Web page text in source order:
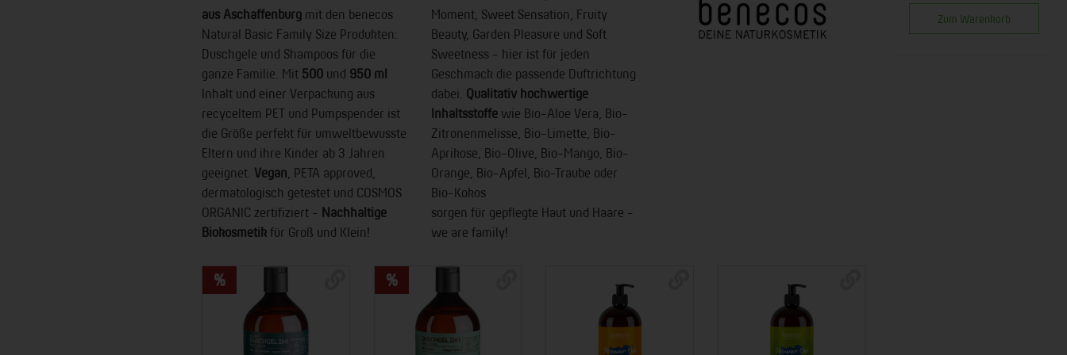
aus Aschaffenburg mit den benecos
Natural Basic Family Size Produkten:
Duschgele und Shampoos für die
ganze Familie. Mit 500 und 950 ml
Inhalt und einer Verpackung aus
recyceltem PET und Pumpspender ist
die Größe perfekt für umweltbewusste
Eltern und ihre Kinder ab 3 Jahren
geeignet. Vegan , PETA approved,
dermatologisch getestet und COSMOS
ORGANIC zertifiziert - Nachhaltige
Biokosmetik für Groß und Klein!
Moment, Sweet Sensation, Fruity
Beauty, Garden Pleasure und Soft
Sweetness - hier ist für jeden
Geschmack die passende Duftrichtung
dabei. Qualitativ hochwertige
Inhaltsstoffe wie Bio-Aloe Vera, Bio-
Zitronenmelisse, Bio-Limette, Bio-
Aprikose, Bio-Olive, Bio-Mango, Bio-
Orange, Bio-Apfel, Bio-Traube oder
Bio-Kokos
sorgen für gepflegte Haut und Haare -
we are family!
Zum Warenkorb